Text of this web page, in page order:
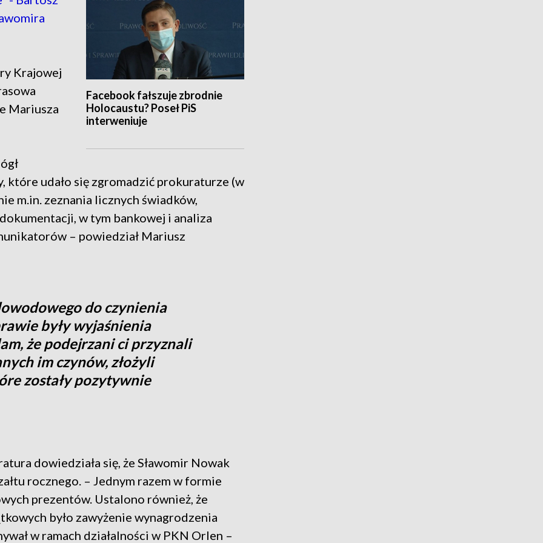
Facebook fałszuje zbrodnie
Holocaustu? Poseł PiS
interweniuje
Krajowej
Mariusza
udało się zgromadzić prokuraturze (w
m.in. zeznania licznych świadków,
w tym bankowej i analiza
– powiedział Mariusz
do czynienia
były wyjaśnienia
że podejrzani ci przyznali
im czynów, złożyli
zostały pozytywnie
dowiedziała się, że Sławomir Nowak
rocznego. – Jednym razem w formie
prezentów. Ustalono również, że
było zawyżenie wynagrodzenia
w ramach działalności w PKN Orlen –